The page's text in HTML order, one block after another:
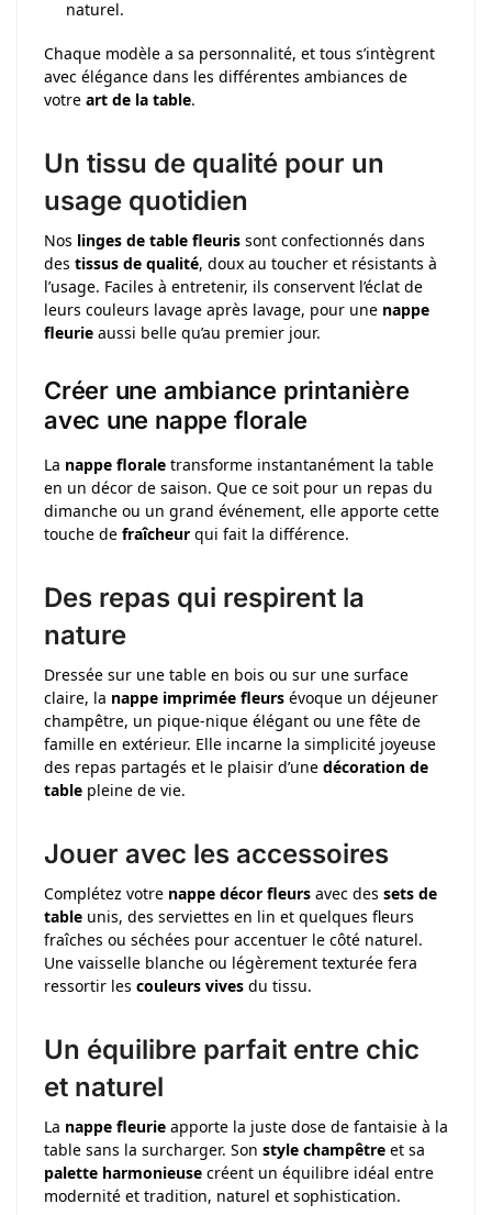
naturel.
Chaque modèle a sa personnalité, et tous s’intègrent
avec élégance dans les différentes ambiances de
votre art de la table.
Un tissu de qualité pour un
usage quotidien
Nos linges de table fleuris sont confectionnés dans
des tissus de qualité, doux au toucher et résistants à
l’usage. Faciles à entretenir, ils conservent l’éclat de
leurs couleurs lavage après lavage, pour une nappe
fleurie aussi belle qu’au premier jour.
Créer une ambiance printanière
avec une nappe florale
La nappe florale transforme instantanément la table
en un décor de saison. Que ce soit pour un repas du
dimanche ou un grand événement, elle apporte cette
touche de fraîcheur qui fait la différence.
Des repas qui respirent la
nature
Dressée sur une table en bois ou sur une surface
claire, la nappe imprimée fleurs évoque un déjeuner
champêtre, un pique-nique élégant ou une fête de
famille en extérieur. Elle incarne la simplicité joyeuse
des repas partagés et le plaisir d’une décoration de
table pleine de vie.
Jouer avec les accessoires
Complétez votre nappe décor fleurs avec des sets de
table unis, des serviettes en lin et quelques fleurs
fraîches ou séchées pour accentuer le côté naturel.
Une vaisselle blanche ou légèrement texturée fera
ressortir les couleurs vives du tissu.
Un équilibre parfait entre chic
et naturel
La nappe fleurie apporte la juste dose de fantaisie à la
table sans la surcharger. Son style champêtre et sa
palette harmonieuse créent un équilibre idéal entre
modernité et tradition, naturel et sophistication.